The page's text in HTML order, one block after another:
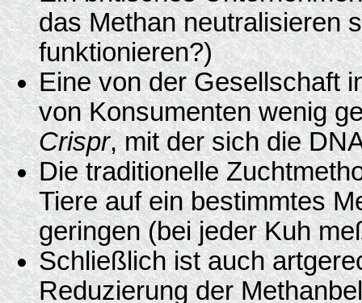
das Methan neutralisieren
funktionieren?)
Eine von der Gesellschaft
von Konsumenten wenig
Crispr, mit der sich die
Die traditionelle
Tiere auf ein bestimmtes
geringen (bei jeder Kuh
Schließlich ist auch
Reduzierung der